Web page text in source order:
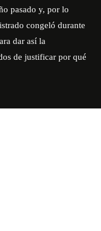
pasado y, por lo
congeló durante
dar así la
de justificar por qué